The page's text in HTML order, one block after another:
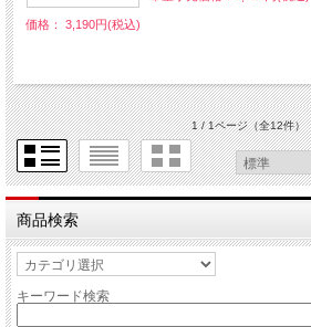
価格： 3,190円(税込)
1 / 1ページ（全12件）
商品検索
キーワード検索